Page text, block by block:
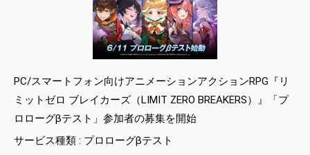
PC/スマートフォン向けアニメーションアクションRPG『リ
ミットゼロ ブレイカーズ（LIMIT ZERO BREAKERS）』「プ
ロローグβテスト」参加者の募集を開始
サービス種類 : プロローグβテスト